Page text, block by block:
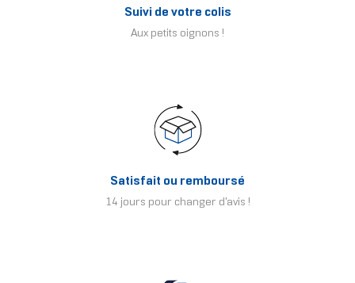
Suivi de votre colis
Aux petits oignons !
Satisfait ou remboursé
14 jours pour changer d'avis !